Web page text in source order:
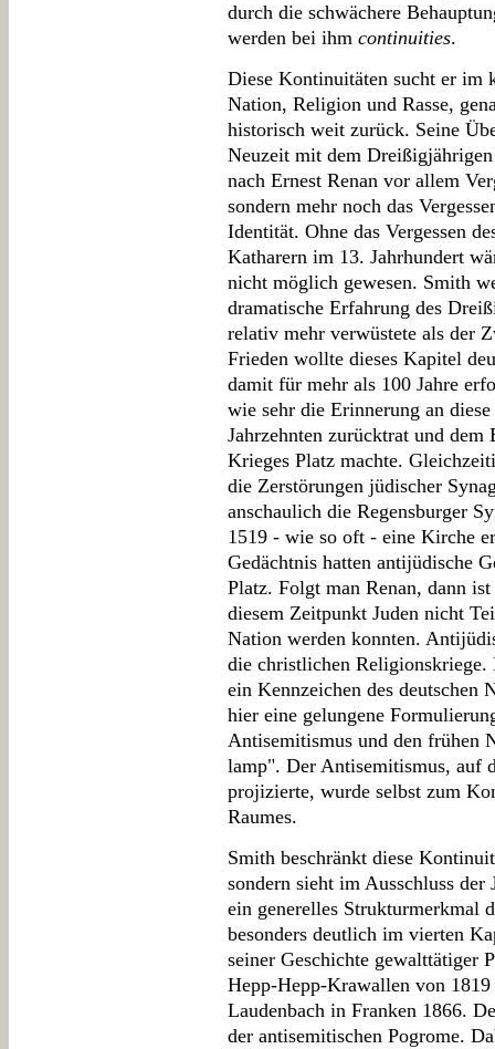
durch die schwächere
werden bei ihm continuities.
Diese Kontinuitäten sucht er im
Nation, Religion und Rasse,
historisch weit zurück. Seine
Neuzeit mit dem
nach Ernest Renan vor allem
sondern mehr noch das
Identität. Ohne das Vergessen
Katharern im 13. Jahrhundert
nicht möglich gewesen. Smith
dramatische Erfahrung des
relativ mehr verwüstete als der
Frieden wollte dieses Kapitel
damit für mehr als 100 Jahre
wie sehr die Erinnerung an
Jahrzehnten zurücktrat und
Krieges Platz machte.
die Zerstörungen jüdischer
anschaulich die Regensburger
1519 - wie so oft - eine Kirche
Gedächtnis hatten antijüdische
Platz. Folgt man Renan, dann
diesem Zeitpunkt Juden nicht
Nation werden konnten.
die christlichen
ein Kennzeichen des deutschen
hier eine gelungene
Antisemitismus und den frühen
lamp". Der Antisemitismus, auf
projizierte, wurde selbst zum
Raumes.
Smith beschränkt diese
sondern sieht im Ausschluss der
ein generelles Strukturmerkmal
besonders deutlich im vierten
seiner Geschichte gewalttätiger
Hepp-Hepp-Krawallen von
Laudenbach in Franken 1866.
der antisemitischen Pogrome.